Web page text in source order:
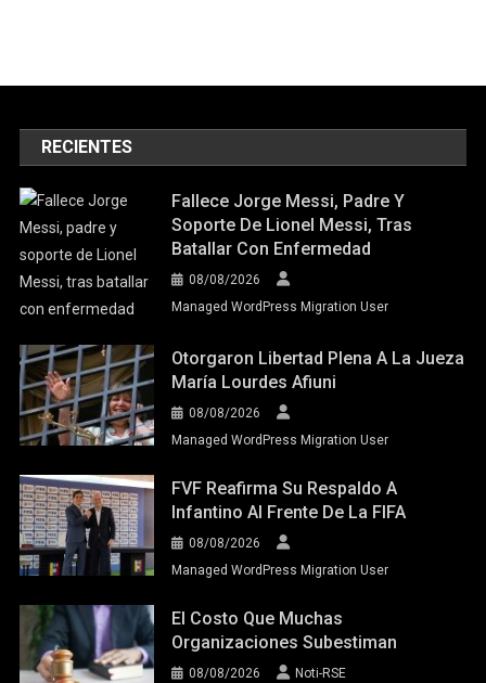
RECIENTES
Fallece Jorge Messi, Padre Y
Soporte De Lionel Messi, Tras
Batallar Con Enfermedad
08/08/2026
Managed WordPress Migration User
Otorgaron Libertad Plena A La Jueza
María Lourdes Afiuni
08/08/2026
Managed WordPress Migration User
FVF Reafirma Su Respaldo A
Infantino Al Frente De La FIFA
08/08/2026
Managed WordPress Migration User
El Costo Que Muchas
Organizaciones Subestiman
08/08/2026 Noti-RSE